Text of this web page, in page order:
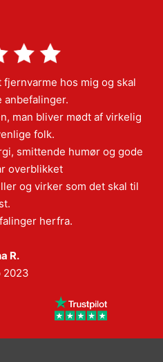
hos mig og skal
anbefalinger.
man bliver mødt af virkelig
folk.
smittende humør og gode
overblikket
og virker som det skal til
herfra.
R.
2023